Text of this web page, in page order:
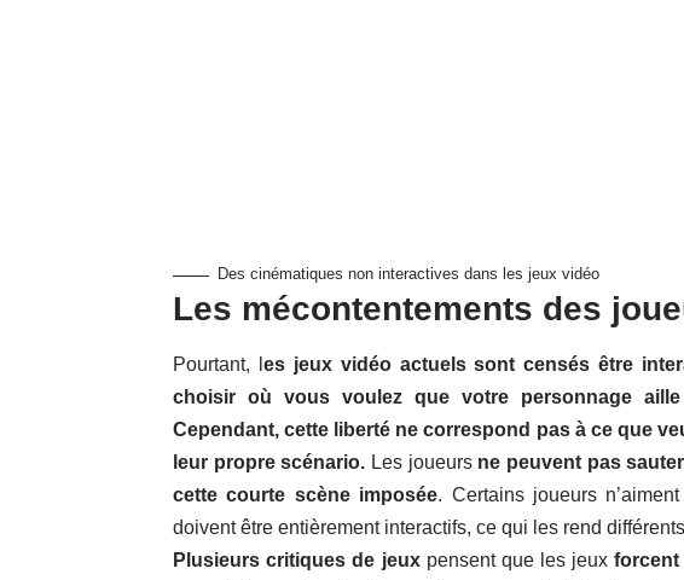
Des cinématiques non interactives dans les jeux vidéo
Les mécontentements des
Pourtant, l es jeux vidéo actuels sont censés être
choisir où vous voulez que votre personnage
Cependant, cette liberté ne correspond pas à ce que
leur propre scénario. Les joueurs ne peuvent pas
cette courte scène imposée. Certains joueurs
doivent être entièrement interactifs, ce qui les rend
Plusieurs critiques de jeux pensent que les jeux forcent